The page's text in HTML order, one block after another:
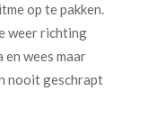
op te pakken.
weer richting
en wees maar
nooit geschrapt